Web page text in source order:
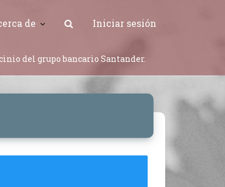
de Iniciar sesión
del grupo bancario Santander.